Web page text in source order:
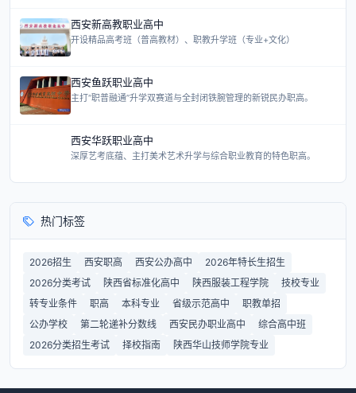
西安新高教职业高中
开设精品高考班（普高教材）、职教升学班（专业+文化）
西安鱼跃职业高中
主打“职普融通”升学双赛道与全封闭铁腕管理的新锐民办职高。
西安华跃职业高中
深厚艺考底蕴、主打美术艺术升学与综合职业教育的特色职高。
热门标签
2026招生 西安职高 西安公办高中
2026年特长生招生
2026分类考试
陕西省标准化高中 陕西服装工程学院
技校专业
转专业条件
职高 本科专业 省级示范高中
职教单招
公办学校
第二轮递补分数线 西安民办职业高中
综合高中班
2026分类招生考试
择校指南 陕西华山技师学院专业